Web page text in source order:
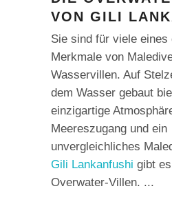
VON GILI
Sie sind für viele eines
Merkmale von
Wasservillen. Auf
dem Wasser gebaut
einzigartige
Meereszugang und ein
unvergleichliches
Gili Lankanfushi gibt
Overwater-Villen.